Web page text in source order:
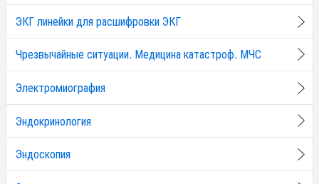
ЭКГ линейки для расшифровки ЭКГ
Чрезвычайные ситуации. Медицина катастроф. МЧС
Электромиография
Эндокринология
Эндоскопия